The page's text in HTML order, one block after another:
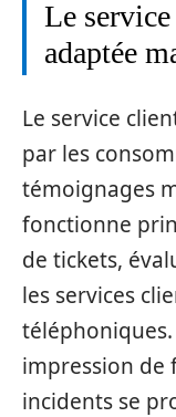
Le
adaptée
Le service
par les
témoignages
fonctionne
de tickets,
les services
impression de
incidents se